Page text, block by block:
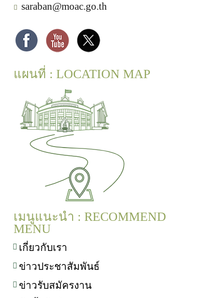
saraban@moac.go.th
แผนที่ : LOCATION MAP
เมนูแนะนำ : RECOMMEND
MENU
เกี่ยวกับเรา
ข่าวประชาสัมพันธ์
ข่าวรับสมัครงาน